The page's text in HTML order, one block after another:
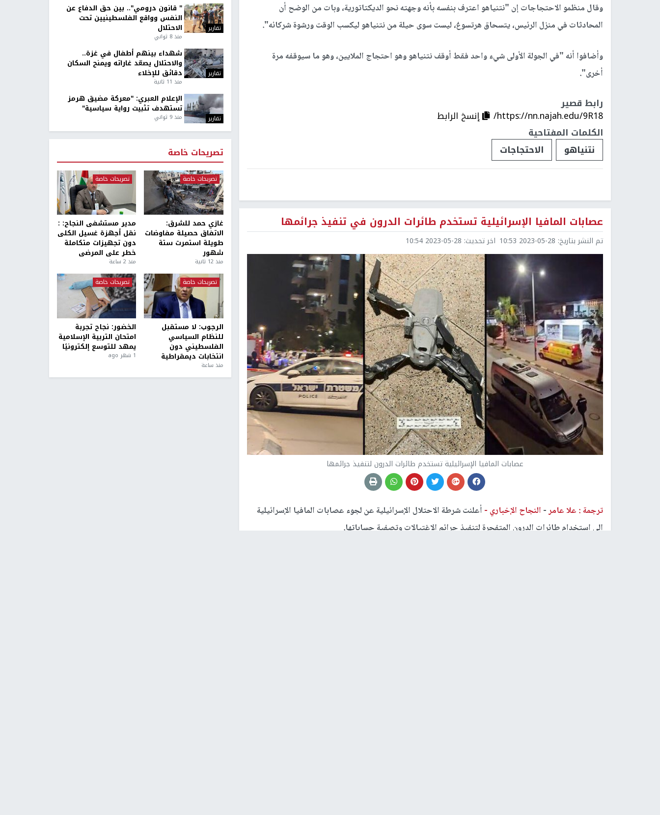
وقال منظمو الاحتجاجات إن "نتنياهو اعترف بنفسه بأنه وجهته نحو الديكتاتورية، وبات من الوضح أن
المحادثات في منزل الرئيس، يتسحاق هرتسوغ، ليست سوى حيلة من نتنياهو ليكسب الوقت ورشوة شركائه".
وأضافوا أنه "في الجولة الأولى شيء واحد فقط أوقف نتنياهو وهو احتجاج الملايين، وهو ما سيوقفه مرة
أخرى".
رابط قصير
https://nn.najah.edu/9R18/
إنسخ الرابط
الكلمات المفتاحية
نتنياهو
الاحتجاجات
عصابات المافيا الإسرائيلية تستخدم طائرات الدرون في تنفيذ جرائمها
تم النشر بتاريخ: 2023-05-28 10:53 اخر تحديث: 2023-05-28 10:54
عصابات المافيا الإسرائيلية تستخدم طائرات الدرون لتنفيذ جرائمها
ترجمة : علا عامر- النجاح الإخباري - أعلنت شرطة الاحتلال الإسرائيلية عن لجوء عصابات المافيا الإسرائيلية
إلى استخدام طائرات الدرون المتفجرة لتنفيذ جرائم الاغتيالات وتصفية حساباتها.
تقارير
" قانون درومي".. بين حق الدفاع عن
النفس وواقع الفلسطينيين تحت
الاحتلال
منذ 8 ثواني
تقارير
شهداء بينهم أطفال في غزة..
والاحتلال يصعّد غاراته ويمنح السكان
دقائق للإخلاء
منذ 11 ثانية
تقارير
الإعلام العبري: "معركة مضيق هرمز
تستهدف تثبيت رواية سياسية"
منذ 9 ثواني
تصريحات خاصة
تصريحات خاصة
غازي حمد للشرق:
الاتفاق حصيلة مفاوضات
طويلة استمرت ستة
شهور
منذ 12 ثانية
تصريحات خاصة
مدير مستشفى النجاح: :
نقل أجهزة غسيل الكلى
دون تجهيزات متكاملة
خطر على المرضى
منذ 2 ساعة
تصريحات خاصة
الرجوب: لا مستقبل
للنظام السياسي
الفلسطيني دون
انتخابات ديمقراطية
منذ ساعة
تصريحات خاصة
الخضور: نجاح تجربة
امتحان التربية الإسلامية
يمهد للتوسع إلكترونيًا
1 شهر ago